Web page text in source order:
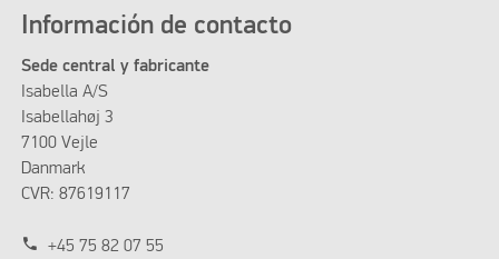
Información de contacto
Sede central y fabricante
Isabella A/S
Isabellahøj 3
7100 Vejle
Danmark
CVR: 87619117
phone +45 75 82 07 55